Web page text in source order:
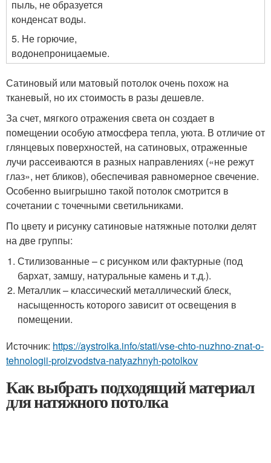
пыль, не образуется
конденсат воды.
5. Не горючие,
водонепроницаемые.
Сатиновый или матовый потолок очень похож на
тканевый, но их стоимость в разы дешевле.
За счет, мягкого отражения света он создает в
помещении особую атмосфера тепла, уюта. В отличие от
глянцевых поверхностей, на сатиновых, отраженные
лучи рассеиваются в разных направлениях («не режут
глаз», нет бликов), обеспечивая равномерное свечение.
Особенно выигрышно такой потолок смотрится в
сочетании с точечными светильниками.
По цвету и рисунку сатиновые натяжные потолки делят
на две группы:
Стилизованные – с рисунком или фактурные (под
бархат, замшу, натуральные камень и т.д.).
Металлик – классический металлический блеск,
насыщенность которого зависит от освещения в
помещении.
Источник: https://aystroika.info/stati/vse-chto-nuzhno-znat-o-
tehnologii-proizvodstva-natyazhnyh-potolkov
Как выбрать подходящий материал
для натяжного потолка